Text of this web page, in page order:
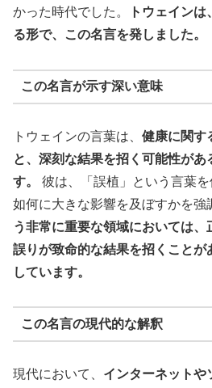
かった時代でした。
トウェイン
る形で、この名言を発しました。
この名言が示す深い意味
トウェインの言葉は、 健康に関す
と、深刻な結果を招く可能性があ
す。
彼は、「誤植」という言葉
如何に大きな影響を及ぼすかを強
う非常に重要な領域においては、
誤りが致命的な結果を招くことが
しています。
この名言の現代的な解釈
現代において、 インターネットや